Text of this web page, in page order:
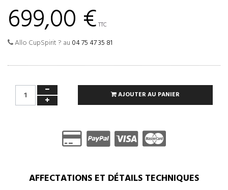
699,00 € TTC
Allo CupSpirit ? au 04 75 47 35 81
AJOUTER AU PANIER
AFFECTATIONS ET DÉTAILS TECHNIQUES